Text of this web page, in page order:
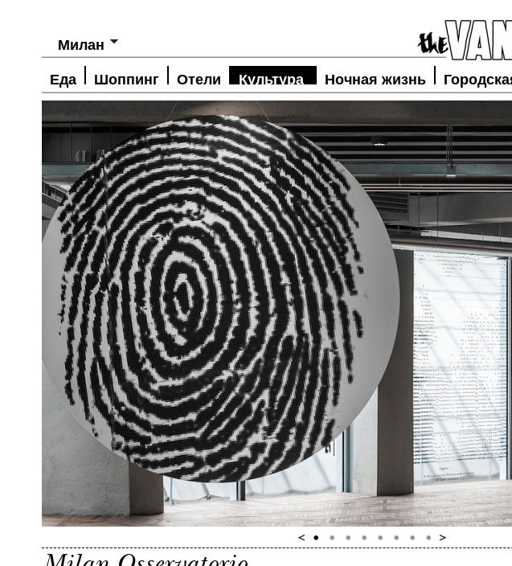
Милан
Еда Шоппинг Отели Культура Ночная жизнь